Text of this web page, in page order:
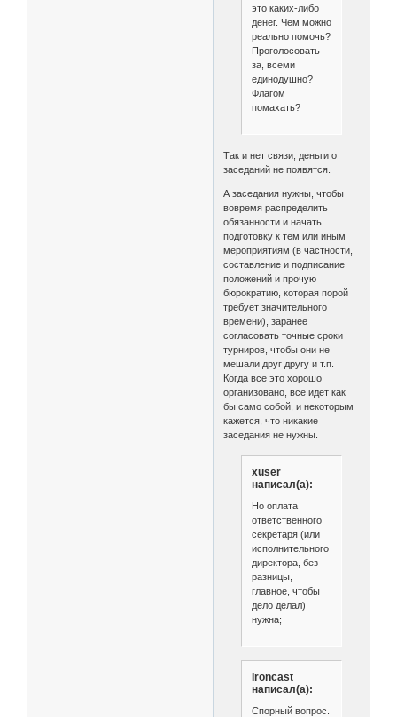
это каких-либо
денег. Чем можно
реально помочь?
Проголосовать
за, всеми
единодушно?
Флагом
помахать?
Так и нет связи, деньги от
заседаний не появятся.
А заседания нужны, чтобы
вовремя распределить
обязанности и начать
подготовку к тем или иным
мероприятиям (в частности,
составление и подписание
положений и прочую
бюрократию, которая порой
требует значительного
времени), заранее
согласовать точные сроки
турниров, чтобы они не
мешали друг другу и т.п.
Когда все это хорошо
организовано, все идет как
бы само собой, и некоторым
кажется, что никакие
заседания не нужны.
xuser
написал(а):
Но оплата
ответственного
секретаря (или
исполнительного
директора, без
разницы,
главное, чтобы
дело делал)
нужна;
Ironcast
написал(а):
Спорный вопрос.